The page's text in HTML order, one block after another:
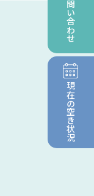
お問い合わせ
現在の
空き状況